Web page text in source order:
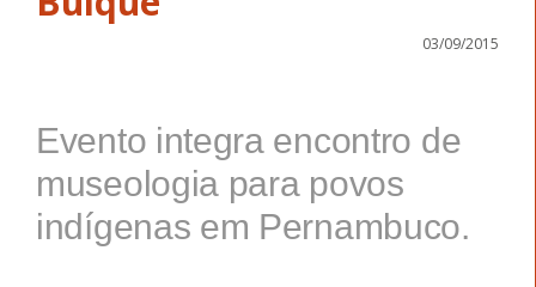
03/09/2015
Evento integra encontro de
museologia para povos
indígenas em Pernambuco.